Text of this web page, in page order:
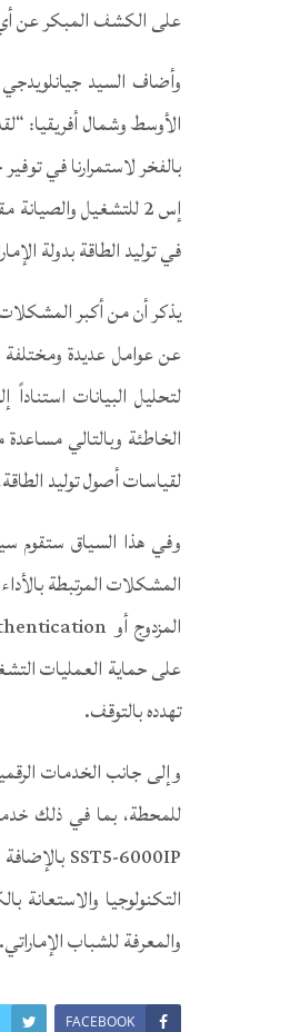
على الكشف المبكر عن
وأضاف السيد
الأوسط وشمال أفريقيا:
إس 2 للتشغيل
في توليد الطاقة بدولة
يذكر أن من أكبر
عن عوامل عديدة
لتحليل البيانات
الخاطئة وبالتالي
لقياسات أصول توليد
المشكلات المرتبطة
على حماية العمليات
تهدده بالتوقف.
وإلى جانب الخدمات
التكنولوجيا والاستعانة
والمعرفة للشباب الإماراتي.
FACEBOOK